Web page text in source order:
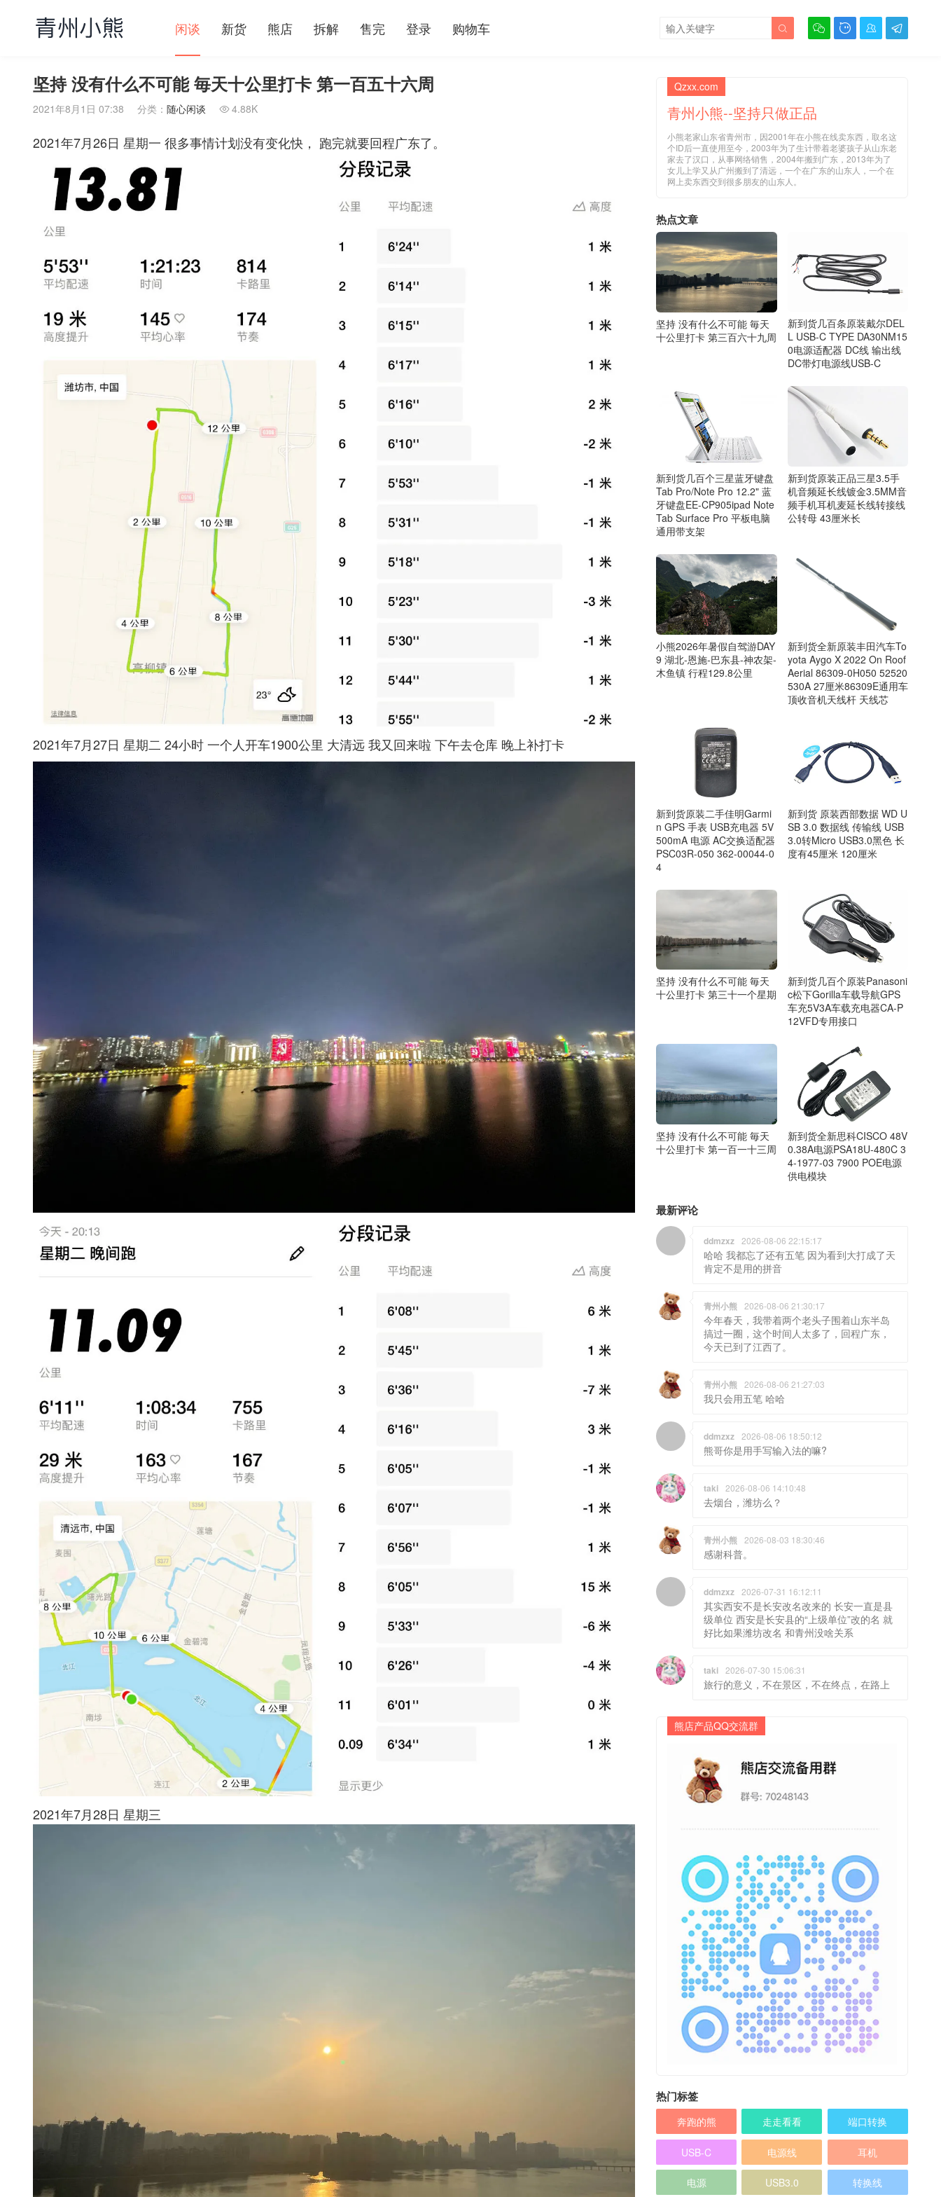
闲谈 新货 熊店 拆解 售完 登录 购物车    

坚持 没有什么不可能 毎天十公里打卡 第一百五十六周
2021年8月1日 07:38 分类： 随心闲谈  4.88K
2021年7月26日 星期一 很多事情计划没有变化快， 跑完就要回程广东了。
2021年7月27日 星期二 24小时 一个人开车1900公里 大清远 我又回来啦 下午去仓库 晚上补打卡
2021年7月28日 星期三
Qzxx.com
青州小熊--坚持只做正品
小熊老家山东省青州市，因2001年在小熊在线卖东西，取名这
个ID后一直使用至今，2003年为了生计带着老婆孩子从山东老
家去了汉口，从事网络销售，2004年搬到广东，2013年为了
女儿上学又从广州搬到了清远，一个在广东的山东人，一个在
网上卖东西交到很多朋友的山东人。
热点文章
坚持 没有什么不可能 毎天
十公里打卡 第三百六十九周
新到货几百条原装戴尔DEL
L USB-C TYPE DA30NM15
0电源适配器 DC线 输出线
DC带灯电源线USB-C
新到货几百个三星蓝牙键盘
Tab Pro/Note Pro 12.2" 蓝
牙键盘EE-CP905ipad Note
Tab Surface Pro 平板电脑
通用带支架
新到货原装正品三星3.5手
机音频延长线镀金3.5MM音
频手机耳机麦延长线转接线
公转母 43厘米长
小熊2026年暑假自驾游DAY
9 湖北-恩施-巴东县-神农架-
木鱼镇 行程129.8公里
新到货全新原装丰田汽车To
yota Aygo X 2022 On Roof
Aerial 86309-0H050 52520
530A 27厘米86309E通用车
顶收音机天线杆 天线芯
新到货原装二手佳明Garmi
n GPS 手表 USB充电器 5V
500mA 电源 AC交换适配器
PSC03R-050 362-00044-0
4
新到货 原装西部数据 WD U
SB 3.0 数据线 传输线 USB
3.0转Micro USB3.0黑色 长
度有45厘米 120厘米
坚持 没有什么不可能 毎天
十公里打卡 第三十一个星期
新到货几百个原装Panasoni
c松下Gorilla车载导航GPS
车充5V3A车载充电器CA-P
12VFD专用接口
坚持 没有什么不可能 毎天
十公里打卡 第一百一十三周
新到货全新思科CISCO 48V
0.38A电源PSA18U-480C 3
4-1977-03 7900 POE电源
供电模块
最新评论
ddmzxz 2026-08-06 22:15:17
哈哈 我都忘了还有五笔 因为看到大打成了天
肯定不是用的拼音
青州小熊 2026-08-06 21:30:17
今年春天，我带着两个老头子围着山东半岛
搞过一圈，这个时间人太多了，回程广东，
今天已到了江西了。
青州小熊 2026-08-06 21:27:03
我只会用五笔 哈哈
ddmzxz 2026-08-06 18:50:12
熊哥你是用手写输入法的嘛?
taki 2026-08-06 14:10:48
去烟台，潍坊么？
青州小熊 2026-08-03 18:30:46
感谢科普。
ddmzxz 2026-07-31 16:12:11
其实西安不是长安改名改来的 长安一直是县
级单位 西安是长安县的“上级单位”改的名 就
好比如果潍坊改名 和青州没啥关系
taki 2026-07-30 15:06:31
旅行的意义，不在景区，不在终点，在路上
熊店产品QQ交流群
热门标签
奔跑的熊 走走看看 端口转换
USB-C 电源线 耳机
电源 USB3.0 转换线